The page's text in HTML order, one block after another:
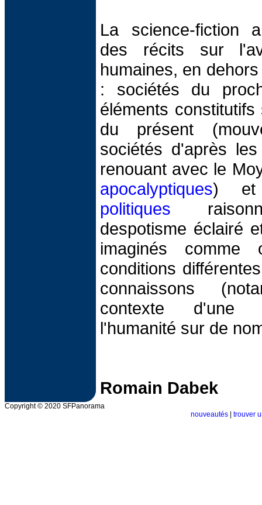
La science-fiction
des récits sur
humaines, en
: sociétés du
éléments
du présent
sociétés d'après
renouant avec le
apocalyptiques) et
politiques
despotisme éclairé
imaginés comme
conditions
connaissons
contexte d'une
l'humanité sur de
Romain Dabek
Copyright © 2020 SFPanorama
nouveautés
trouver